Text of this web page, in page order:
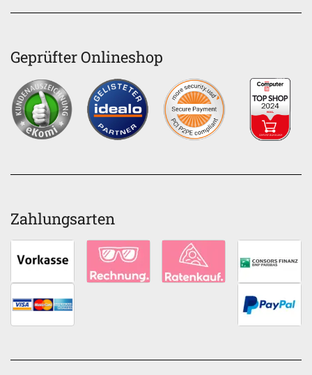
Geprüfter Onlineshop
Zahlungsarten